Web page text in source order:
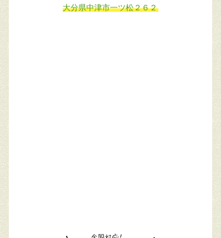
大分県中津市一ツ松２６２